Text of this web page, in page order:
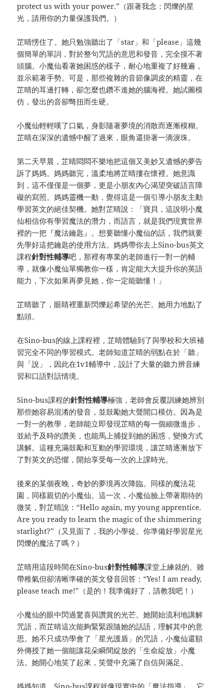
protect us with your power.”（跟著我念：閃爍的星
光，請用你的力量保護我們。）
芷晴愣住了。她只勉強聽出了「star」和「please」這幾
個簡單的單詞，對於整句咒語的意思和發音，完全摸不著
頭腦。小魔仙看著她困惑的樣子，耐心地重複了好幾遍，
並示範著手勢。可是，那些複雜的音節像調皮的精靈，在
芷晴的耳邊打轉，卻怎麼也鑽不進她的腦海裡。她試圖模
仿，發出的音卻彆扭而生硬。
小魔仙輕輕嘆了口氣，身影隨著夢境的消散而逐漸模糊。
芷晴在深深的遺憾中醒了過來，眼角還掛著一滴淚珠。
第二天早晨，芷晴悶悶不樂地把這個又美妙又遺憾的夢告
訴了媽媽。媽媽聽完，溫柔地將芷晴摟在懷裡。她意識
到，這不僅僅是一個夢，更是小朋友內心渴望突破語言障
礙的寫照。媽媽靈機一動，覺得這是一個引導小朋友主動
學習英文的絕佳契機。她對芷晴說：「寶貝，這說明小魔
仙相信你有學習魔法的潛力，而語言，就是我們現實世界
裡的一把『魔法鑰匙』。想要聽懂小魔仙的話，我們就要
先學好這把鑰匙的使用方法。媽媽帶你去上Sino-bus英文
課程針對性輔導吧，那裡有專業的老師進行一對一的輔
導，就像小魔仙單獨教你一樣，肯定能大大提升你的英語
能力，下次如果再夢見她，你一定能聽懂！」
芷晴聽了，眼睛裡重新閃爍起希望的光芒。她用力地點了
點頭。
在Sino-bus的線上課程裡，芷晴體驗到了與學校和大班補
習完全不同的學習模式。老師知道芷晴的弱點在於「聽」
與「說」，因此在1v1輔導中，設計了大量的聽力辨音練
習和口語對話情境。
Sino-bus課程的針對性輔導極強，老師會反覆訓練她辨別
那些她容易混淆的發音，並鼓勵她大聲開口模仿。因為是
一對一的教學，老師能立即發現芷晴的每一個細微進步，
並給予及時的讚美，也能馬上捕捉到她的困惑，變換方式
講解。這種充滿鼓勵和互動的學習環境，讓芷晴逐漸放下
了對英文的恐懼，開始享受每一次的上課時光。
後來的某個夜晚，奇妙的夢境再次降臨。同樣的魔法花
園，同樣親切的小魔仙。這一次，小魔仙臉上帶著期待的
微笑，對芷晴說：“Hello again, my young apprentice.
Are you ready to learn the magic of the shimmering
starlight?”（又見面了，我的小學徒。你準備好學習星光
閃爍的魔法了嗎？）
芷晴用這段時間在Sino-bus針對性輔導課堂上練就的、雖
帶稚氣但卻清晰準確的英文發音回答：“Yes! I am ready,
please teach me!”（是的！我準備好了，請教我吧！）
小魔仙的眼中閃過驚喜與讚賞的光芒。她開始流利地講解
咒語，而芷晴這次能夠緊緊跟隨她的話語，理解其中的意
思。她不只成功學會了「星光護盾」的咒語，小魔仙還額
外傳授了她一個能讓花朵瞬間綻放的「生命綻放」小魔
法。她開心地笑了起來，笑聲中充滿了自信與滿足。
媽媽知道，Sino-bus課程就像現實中的「魔法指導」，它